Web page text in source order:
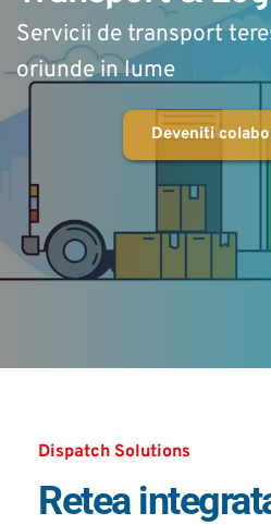
Servicii de transport
oriunde in lume
Deveniti
Dispatch Solutions
Retea